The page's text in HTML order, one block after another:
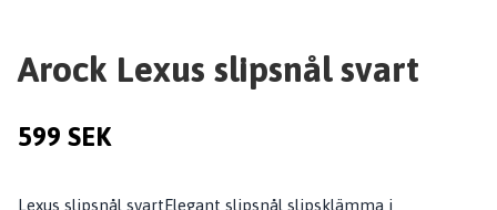
Arock Lexus slipsnål svart
599 SEK
Lexus slipsnål svartElegant slipsnål slipsklämma i